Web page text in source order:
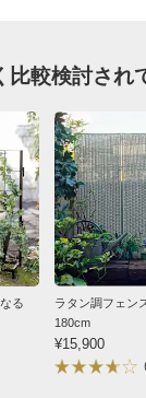
ディノスのサイズ
比較検討され
る
ラタン調フェン
180cm
¥15,900